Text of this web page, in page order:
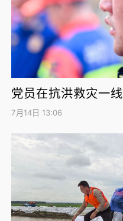
党员在抗洪救灾一线
7月14日 13:06